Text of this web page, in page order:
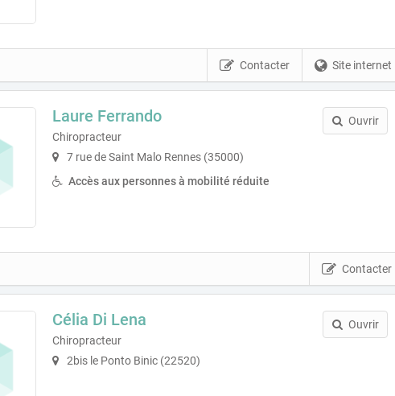
Site internet
Contacter
Laure Ferrando
Chiropracteur
7 rue de Saint Malo Rennes (35000)
Accès aux personnes à mobilité réduite
Ouvrir
Contacter
Célia Di Lena
Chiropracteur
2bis le Ponto Binic (22520)
Ouvrir